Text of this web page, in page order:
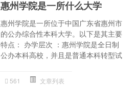
惠州学院是一所什么大学
惠州学院是一所位于中国广东省惠州市
的公办综合性本科大学。以下是其主要
特点： 办学层次 ：惠州学院是全日制
公办本科高校，并且是普通本科转型试
561 文章列表